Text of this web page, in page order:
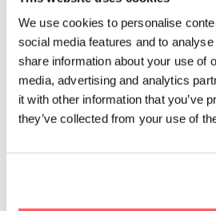
We use cookies to personalise
social media features and to
share information about your use of
media, advertising and analytics
it with other information that you’ve
they’ve collected from your use of
DE MENSEN DIE
Samen met Vayne Entertainment
spreekserie: The Human Experience.
samenleving, wil deze serie ons laten
samenkomen om te praten over